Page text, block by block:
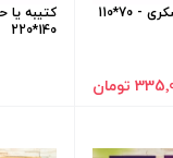
تومان
کتیبه
140*220